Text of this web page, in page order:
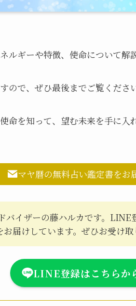
ルギーや特徴、使命について解説
ので、ぜひ最後までご覧くださ
命を知って、望む未来を手に入
マヤ暦の無料占い鑑定書をお
バイザーの藤ハルカです。LINE
お届けしています。ぜひお受け
LINE登録はこちらか